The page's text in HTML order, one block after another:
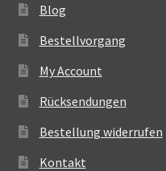
Blog
Bestellvorgang
My Account
Rücksendungen
Bestellung widerrufen
Kontakt